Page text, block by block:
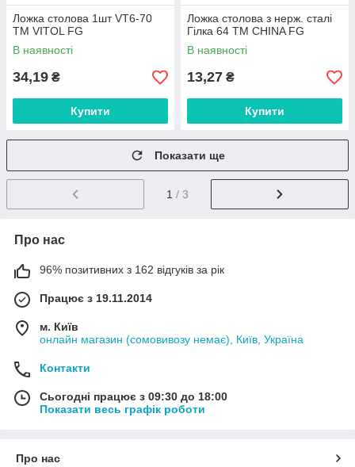
Ложка столова 1шт VT6-70
ТМ VITOL FG
В наявності
34,19 ₴
Купити
Ложка столова з нерж. сталі
Гілка 64 ТМ CHINA FG
В наявності
13,27 ₴
Купити
Показати ще
1 / 3
Про нас
96% позитивних з 162 відгуків за рік
Працює з 19.11.2014
м. Київ
онлайн магазин (сомовивозу немає), Київ, Україна
Контакти
Сьогодні працює з 09:30 до 18:00
Показати весь графік роботи
Про нас